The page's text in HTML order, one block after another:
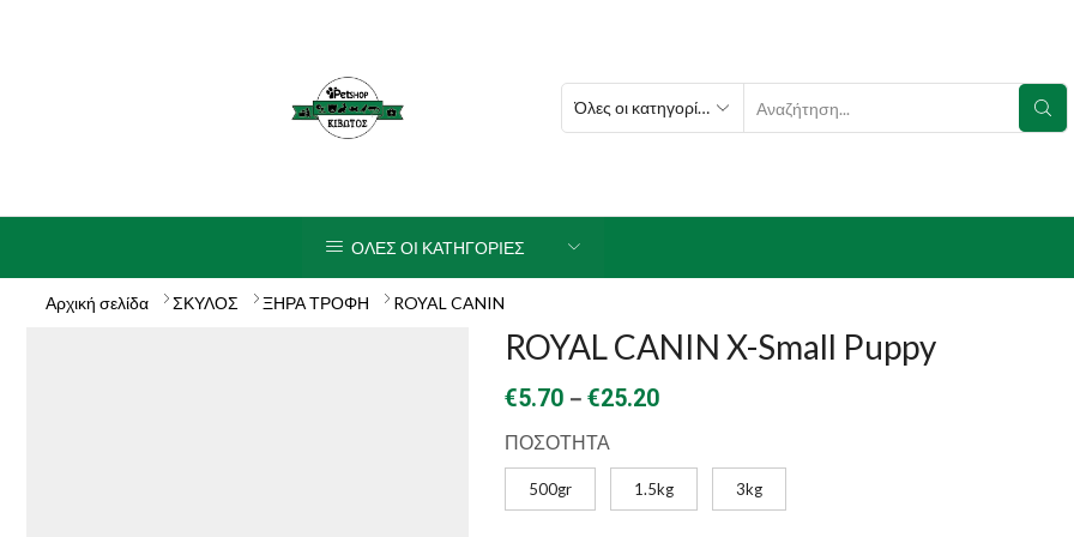
SEARCH
ΟΛΕΣ ΟΙ ΚΑΤΗΓΟΡΙΕΣ
Αρχική σελίδα ΣΚΥΛΟΣ ΞΗΡΑ ΤΡΟΦΗ ROYAL CANIN
ROYAL CANIN X-Small Puppy
€5.70 – €25.20Price
€5.70
through
ΠΟΣΟΤΗΤΑ
500gr 1.5kg 3kg